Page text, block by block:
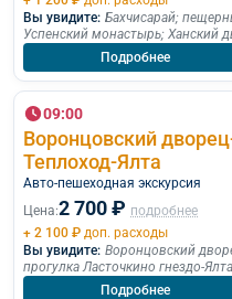
Вы увидите: Бахчисарай;
Успенский монастырь; Ханский
Подробнее
09:00
Воронцовский
Теплоход-Ялта
Авто-пешеходная экскурсия
Цена:2 700 ₽ подробнее
+ 2 100 ₽ доп. расходы
Вы увидите: Воронцовский
прогулка Ласточкино гнездо-Ялта
Подробнее